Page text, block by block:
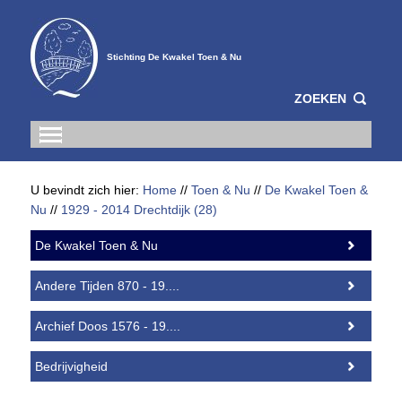
Stichting De Kwakel Toen & Nu
ZOEKEN
U bevindt zich hier: Home// Toen & Nu // De Kwakel Toen &
Nu // 1929 - 2014 Drechtdijk (28)
De Kwakel Toen & Nu
Andere Tijden 870 - 19....
Archief Doos 1576 - 19....
Bedrijvigheid